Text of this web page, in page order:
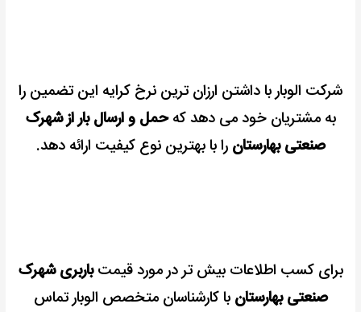
شرکت الوبار با داشتن ارزان ترین نرخ کرایه این تضمین را
به مشتریان خود می دهد کهحمل و ارسال بار از شهرک
صنعتی بهارستان را با بهترین نوع کیفیت ارائه دهد.
برای کسب اطلاعات بیش تر در مورد قیمتباربری شهرک
صنعتی بهارستان با کارشناسان متخصص الوبار تماس